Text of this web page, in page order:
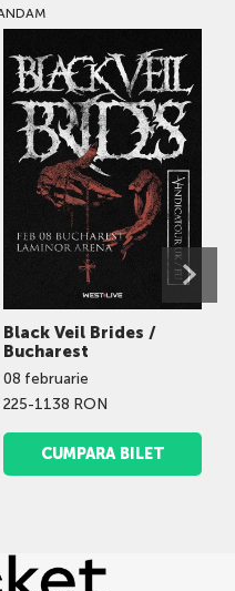
Black Veil Brides /
Bucharest
08 februarie
225-1138 RON
CUMPARA BILET